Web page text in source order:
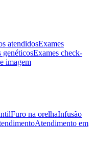
atendidosExames
genéticosExames check-
imagem
Furo na orelhaInfusão
Atendimento em